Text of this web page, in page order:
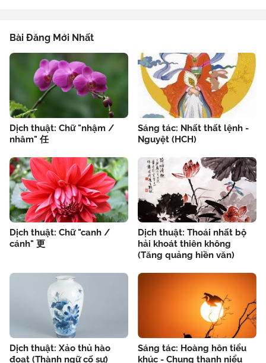
Bài Đăng Mới Nhất
Dịch thuật: Chữ "nhậm /
nhâm" 任
Sáng tác: Nhất thất lệnh -
Nguyệt (HCH)
Dịch thuật: Chữ "canh /
cánh" 更
Dịch thuật: Thoái nhất bộ
hải khoát thiên không
(Tăng quảng hiền văn)
Dịch thuật: Xảo thủ hào
đoạt (Thành ngữ cố sự)
Sáng tác: Hoàng hôn tiểu
khúc - Chung thanh niểu